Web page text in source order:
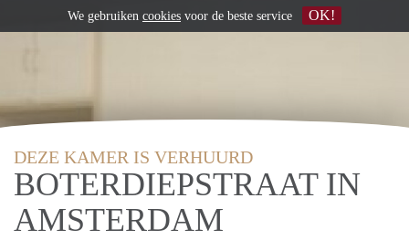
DEZE KAMER IS VERHUURD
BOTERDIEPSTRAAT IN
AMSTERDAM
We gebruiken cookies voor de beste service OK!